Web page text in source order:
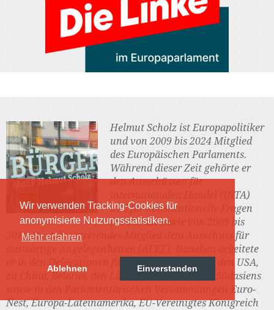
Wir verwenden Tracking-Cookies für
anonymisierte Nutzungsstatistiken.
Mehr erfahren
Ablehnen Einverstanden
Helmut Scholz ist Europapolitiker
und von 2009 bis 2024 Mitglied
des Europäischen Parlaments.
Während dieser Zeit gehörte er
den Ausschüssen für
internationalen Handel (INTA)
und für konstitutionelle Fragen
(AFCO) an sowie von 2009 bis
2019 als stellvertretendes Mitglied dem Ausschuss für
auswärtige Angelegenheiten (AFET). Daneben arbeitete
er in den Delegationen für die Beziehungen zu den USA,
zu China, Belarus, den Ländern des Mercosur, Südasiens
sowie in den Parlamentarischen Versammlungen Euro-
Nest, Europa-Lateinamerika, EU-Vereinigtes Königreich